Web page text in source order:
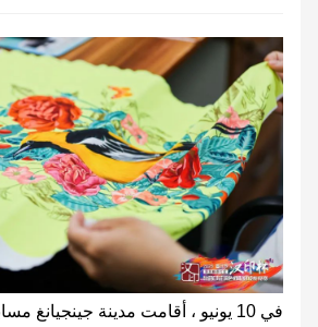
في 10 يونيو ، أقامت مدينة جينجيانغ